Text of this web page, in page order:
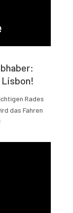
Rades
das Fahren